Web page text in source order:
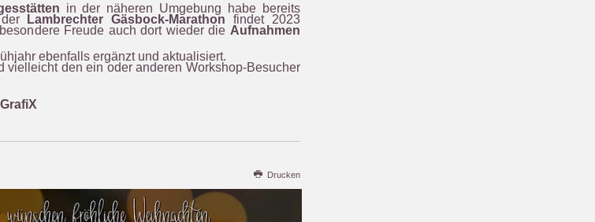
in der näheren Umgebung habe bereits
Lambrechter Gäsbock-Marathon findet 2023
Freude auch dort wieder die Aufnahmen
ebenfalls ergänzt und aktualisiert.
vielleicht den ein oder anderen Workshop-Besucher
Drucken